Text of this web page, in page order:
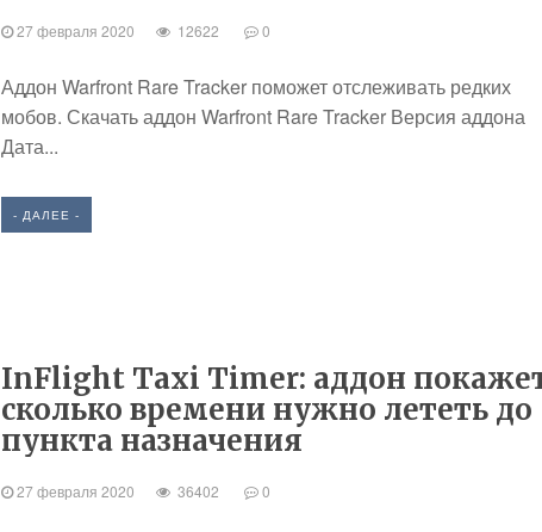
27 февраля 2020 12622 0
Аддон Warfront Rare Tracker поможет отслеживать редких
мобов. Скачать аддон Warfront Rare Tracker Версия аддона
Дата...
- ДАЛЕЕ -
InFlight Taxi Timer: аддон
сколько времени нужно лететь до
пункта назначения
27 февраля 2020 36402 0